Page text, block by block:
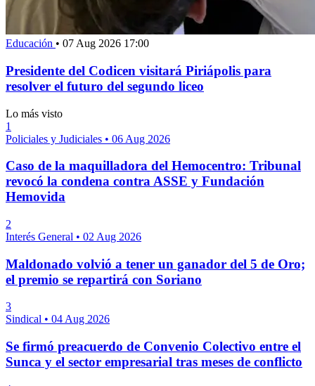
Educación • 07 Aug 2026 17:00
Presidente del Codicen visitará Piriápolis para
resolver el futuro del segundo liceo
Lo más visto
1
Policiales y Judiciales • 06 Aug 2026
Caso de la maquilladora del Hemocentro: Tribunal
revocó la condena contra ASSE y Fundación
Hemovida
2
Interés General • 02 Aug 2026
Maldonado volvió a tener un ganador del 5 de Oro;
el premio se repartirá con Soriano
3
Sindical • 04 Aug 2026
Se firmó preacuerdo de Convenio Colectivo entre el
Sunca y el sector empresarial tras meses de conflicto